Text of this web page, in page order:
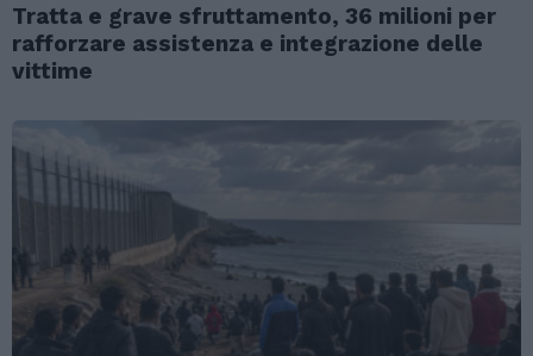
Tratta e grave sfruttamento, 36 milioni per
rafforzare assistenza e integrazione delle
vittime